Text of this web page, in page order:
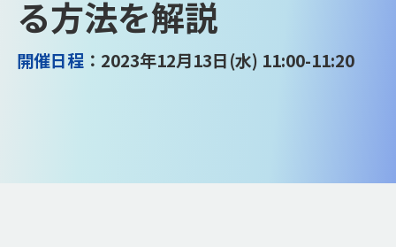
る方法を解説
開催日程 ：2023年12月13日(水) 11:00-11:20